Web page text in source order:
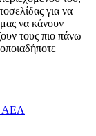
για να
να κάνουν
τους πιο πάνω
ΑΕΛ